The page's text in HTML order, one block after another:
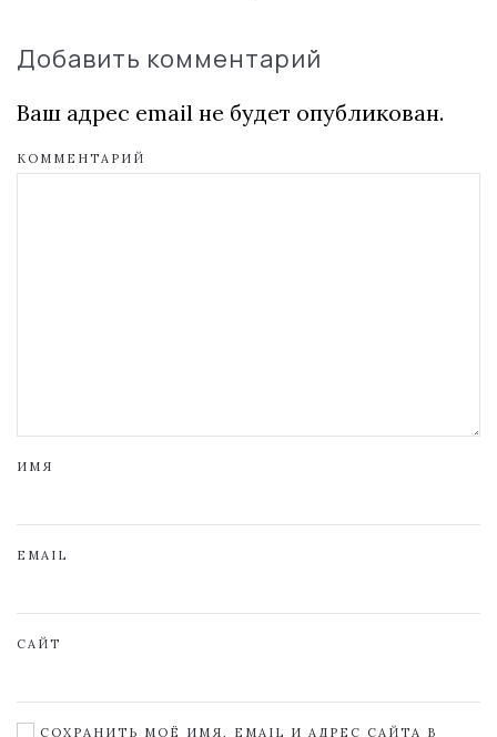
Добавить комментарий
Ваш адрес email не будет опубликован.
КОММЕНТАРИЙ
ИМЯ
EMAIL
САЙТ
СОХРАНИТЬ МОЁ ИМЯ, EMAIL И АДРЕС САЙТА В